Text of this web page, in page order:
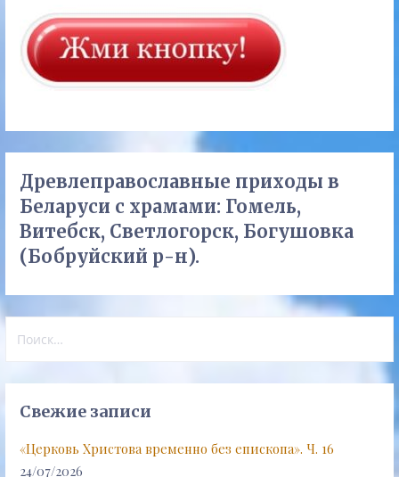
Древлеправославные приходы в
Беларуси с храмами: Гомель,
Витебск, Светлогорск, Богушовка
(Бобруйский р-н).
Найти:
Свежие записи
«Церковь Христова временно без епископа». Ч. 16
24/07/2026